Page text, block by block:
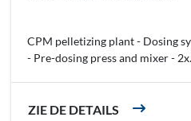
CPM pelletizing plant - Dosing
- Pre-dosing press and mixer -
ZIE DE DETAILS